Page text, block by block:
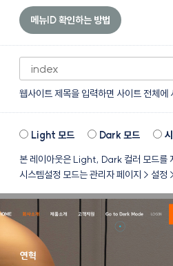
메뉴ID 확인하는 방법
웹사이트 제목을 입력하면 사이트 전체
Light 모드 Dark 모드
본 레이아웃은 Light, Dark 컬러 모드를
시스템설정 모드는 관리자 페이지 > 설정